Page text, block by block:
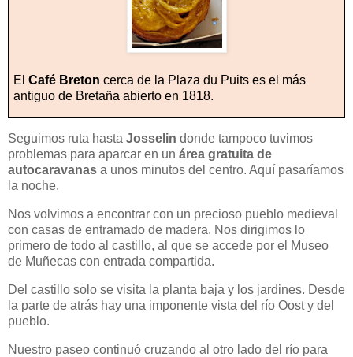
El Café Breton cerca de la Plaza du Puits es el más
antiguo de Bretaña abierto en 1818.
Seguimos ruta hasta Josselin donde tampoco tuvimos
problemas para aparcar en un área gratuita de
autocaravanas a unos minutos del centro. Aquí pasaríamos
la noche.
Nos volvimos a encontrar con un precioso pueblo medieval
con casas de entramado de madera. Nos dirigimos lo
primero de todo al castillo, al que se accede por el Museo
de Muñecas con entrada compartida.
Del castillo solo se visita la planta baja y los jardines. Desde
la parte de atrás hay una imponente vista del río Oost y del
pueblo.
Nuestro paseo continuó cruzando al otro lado del río para